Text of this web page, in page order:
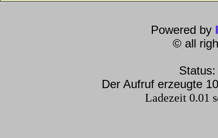
Powered by
© all
Der Aufruf erzeugte
Ladezeit 0.01